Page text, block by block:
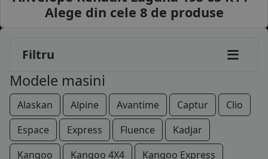
MOTO
MARCA AUTO
BLOG
B2B - COLABORARE COMPANII
CONT
Alege din cele 8de produse
Filtru
Modele masini
Alaskan Alpine Avantime Captur
Clio
Espace
Express Fluence
Kadjar
Kangoo
Kangoo 4X4
Kangoo Express